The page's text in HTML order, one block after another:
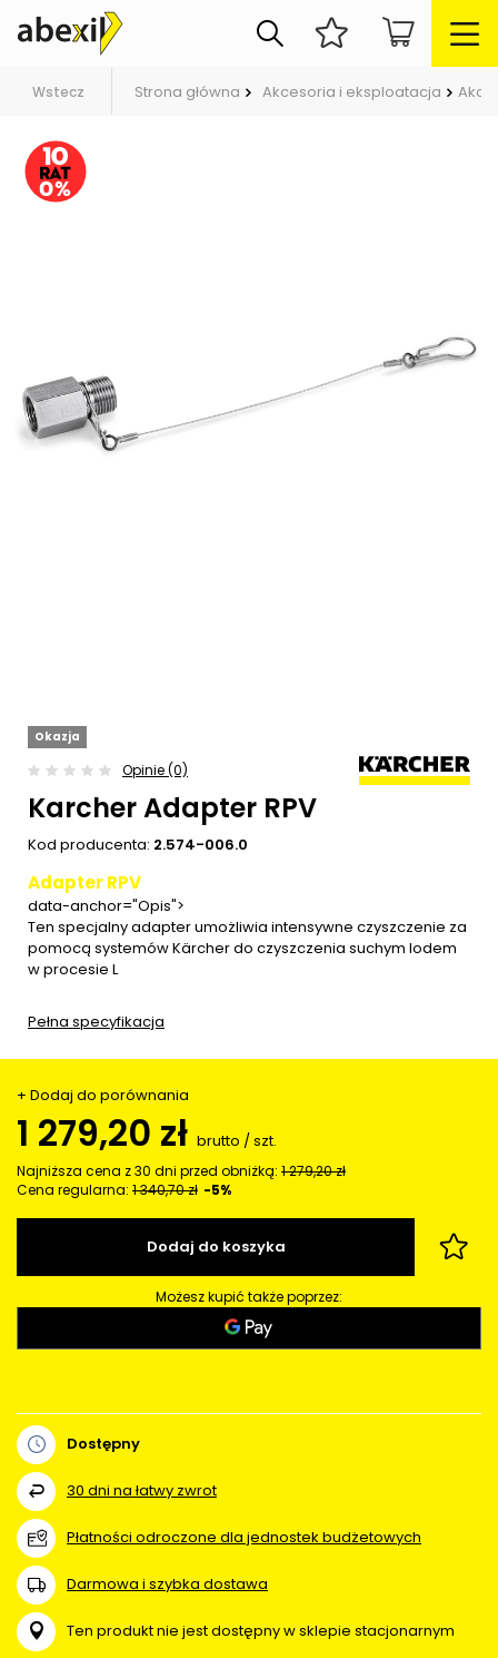
Wstecz Strona główna Akcesoria i eksploatacja
Okazja
Opinie (0)
Karcher Adapter RPV
Kod producenta: 2.574-006.0
Adapter RPV
data-anchor="Opis">
Ten specjalny adapter umożliwia intensywne czyszczenie za
pomocą systemów Kärcher do czyszczenia suchym lodem
w procesie L
Pełna specyfikacja
+ Dodaj do porównania
1 279,20 zł brutto /szt.
Najniższa cena z 30 dni przed obniżką: 1 279,20 zł
Cena regularna: 1 340,70 zł -5%
Dodaj do koszyka
Możesz kupić także poprzez:
Dostępny
30 dni na łatwy zwrot
Płatności odroczone dla jednostek budżetowych
Darmowa i szybka dostawa
Ten produkt nie jest dostępny w sklepie stacjonarnym